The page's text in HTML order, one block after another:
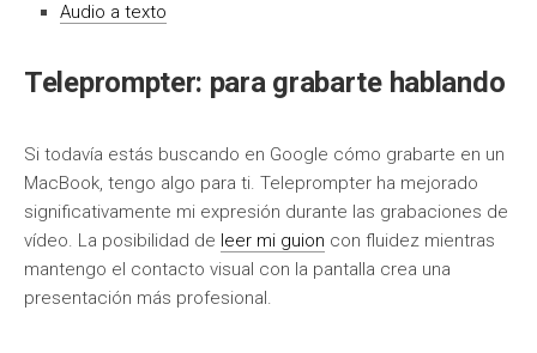
Audio a texto
Teleprompter: para grabarte hablando
Si todavía estás buscando en Google cómo grabarte en un
MacBook, tengo algo para ti. Teleprompter ha mejorado
significativamente mi expresión durante las grabaciones de
vídeo. La posibilidad de leer mi guion con fluidez mientras
mantengo el contacto visual con la pantalla crea una
presentación más profesional.